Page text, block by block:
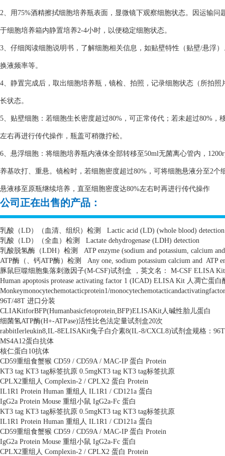
2、用75%酒精擦拭细胞培养瓶表面，显微镜下观察细胞状态。因运输
于细胞培养箱内静置培养2-4小时，以便稳定细胞状态。
3、仔细阅读细胞说明书，了解细胞相关信息，如贴壁特性（贴壁/悬浮
换液频率等。
4、静置完成后，取出细胞培养瓶，镜检、拍照，记录细胞状态（所拍
长状态。
5、贴壁细胞：若细胞生长密度超过80%，可正常传代；若未超过80%
左右再进行传代操作，瓶盖可稍微拧松。
6、悬浮细胞：将细胞培养瓶内液体全部转移至50ml无菌离心管内，
养基吹打、重悬。镜检时，若细胞密度超过80%，可将细胞悬液分至2
悬液移至原瓶继续培养，直至细胞密度达80%左右时再进行传代操作
公司正在出售的产品：
乳酸（LD）（血清、组织）检测
Lactic acid (LD) (whole blood) detection
乳酸（LD）（全血）检测
Lactate dehydrogenase (LDH) detection
乳酸脱氢酶（LDH）检测
ATP enzyme (sodium and potassium, calcium and
ATP酶（、钙ATP酶）检测 Any one, sodium potassium calcium and ATP
豚鼠巨噬细胞集落刺激因子(M-CSF)试剂盒 ，英文名：
M-CSF ELISA Kit
Human apoptosis protease activating factor 1 (ICAD) ELISA Kit 人凋亡蛋白
Monkeymonocytechemotacticprotein1/
96T/48T 进口分装
CLIAKitforBFP(Humanbasicfetoprotein,BFP)ELISAKit人碱性胎儿蛋白
细菌氢ATP酶(H+-ATPase)活性比色法定量试剂盒20次
rabbitIerleukin8,IL-8ELISAKit兔子白介素8(IL-8/CXCL8)试剂盒规格：
MS4A12蛋白抗体
核仁蛋白 10抗体
CD59重组食蟹猴 CD59 / CD59A / MAC-IP 蛋白 Protein
KT3 tag KT3 tag标签抗原 0.5mgKT3 tag KT3 tag标签抗原
CPLX2重组人 Complexin-2 / CPLX2 蛋白 Protein
IL1R1 Protein Human 重组人 IL1R1 / CD121a 蛋白
IgG2a Protein Mouse 重组小鼠 IgG2a-Fc 蛋白
KT3 tag KT3 tag标签抗原 0.5mgKT3 tag KT3 tag标签抗原
IL1R1 Protein Human 重组人 IL1R1 / CD121a 蛋白
CD59重组食蟹猴 CD59 / CD59A / MAC-IP 蛋白 Protein
IgG2a Protein Mouse 重组小鼠 IgG2a-Fc 蛋白
CPLX2重组人 Complexin-2 / CPLX2 蛋白 Protein